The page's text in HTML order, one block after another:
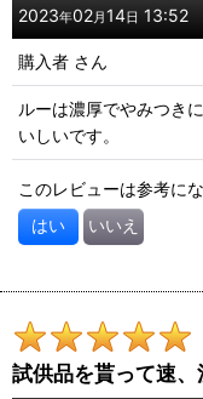
2023年02月14日 13:52
購入者 さん
ルーは濃厚でやみつき
いしいです。
このレビューは参考に
はい いいえ
試供品を貰って速、